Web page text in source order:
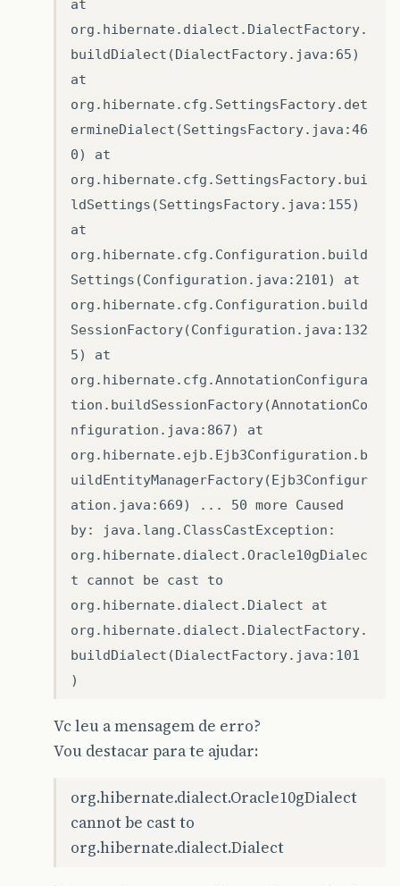
at
org.hibernate.dialect.DialectFactory.
buildDialect(DialectFactory.java:65)
at
org.hibernate.cfg.SettingsFactory.det
ermineDialect(SettingsFactory.java:46
0) at
org.hibernate.cfg.SettingsFactory.bui
ldSettings(SettingsFactory.java:155)
at
org.hibernate.cfg.Configuration.build
Settings(Configuration.java:2101) at
org.hibernate.cfg.Configuration.build
SessionFactory(Configuration.java:132
5) at
org.hibernate.cfg.AnnotationConfigura
tion.buildSessionFactory(AnnotationCo
nfiguration.java:867) at
org.hibernate.ejb.Ejb3Configuration.b
uildEntityManagerFactory(Ejb3Configur
ation.java:669) ... 50 more Caused
by: java.lang.ClassCastException:
org.hibernate.dialect.Oracle10gDialec
t cannot be cast to
org.hibernate.dialect.Dialect at
org.hibernate.dialect.DialectFactory.
buildDialect(DialectFactory.java:101
)
Vc leu a mensagem de erro?
Vou destacar para te ajudar:
org.hibernate.dialect.Oracle10gDialect
cannot be cast to
org.hibernate.dialect.Dialect